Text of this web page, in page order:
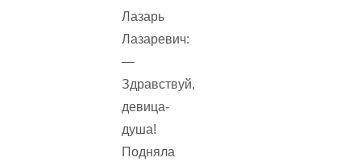
Лазарь
Лазаревич:
—
Здравствуй,
девица-
душа!
Подняла